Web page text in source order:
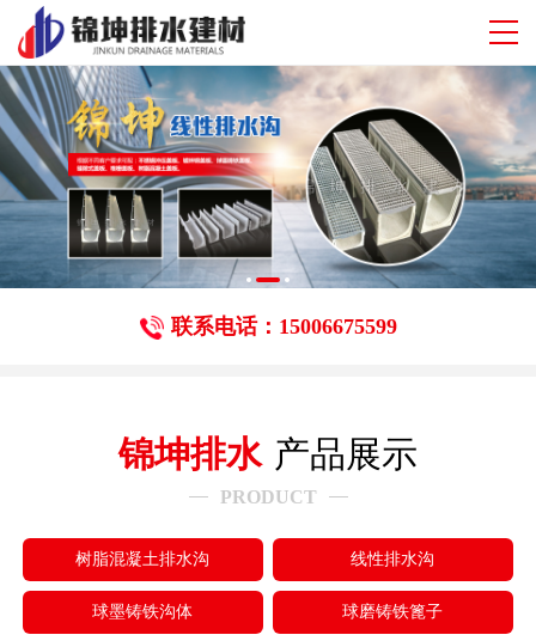
联系电话：15006675599
锦坤排水 产品展示
PRODUCT
树脂混凝土排水沟 线性排水沟
球墨铸铁沟体 球磨铸铁篦子